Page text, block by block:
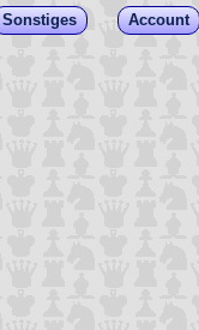
Sonstiges Account